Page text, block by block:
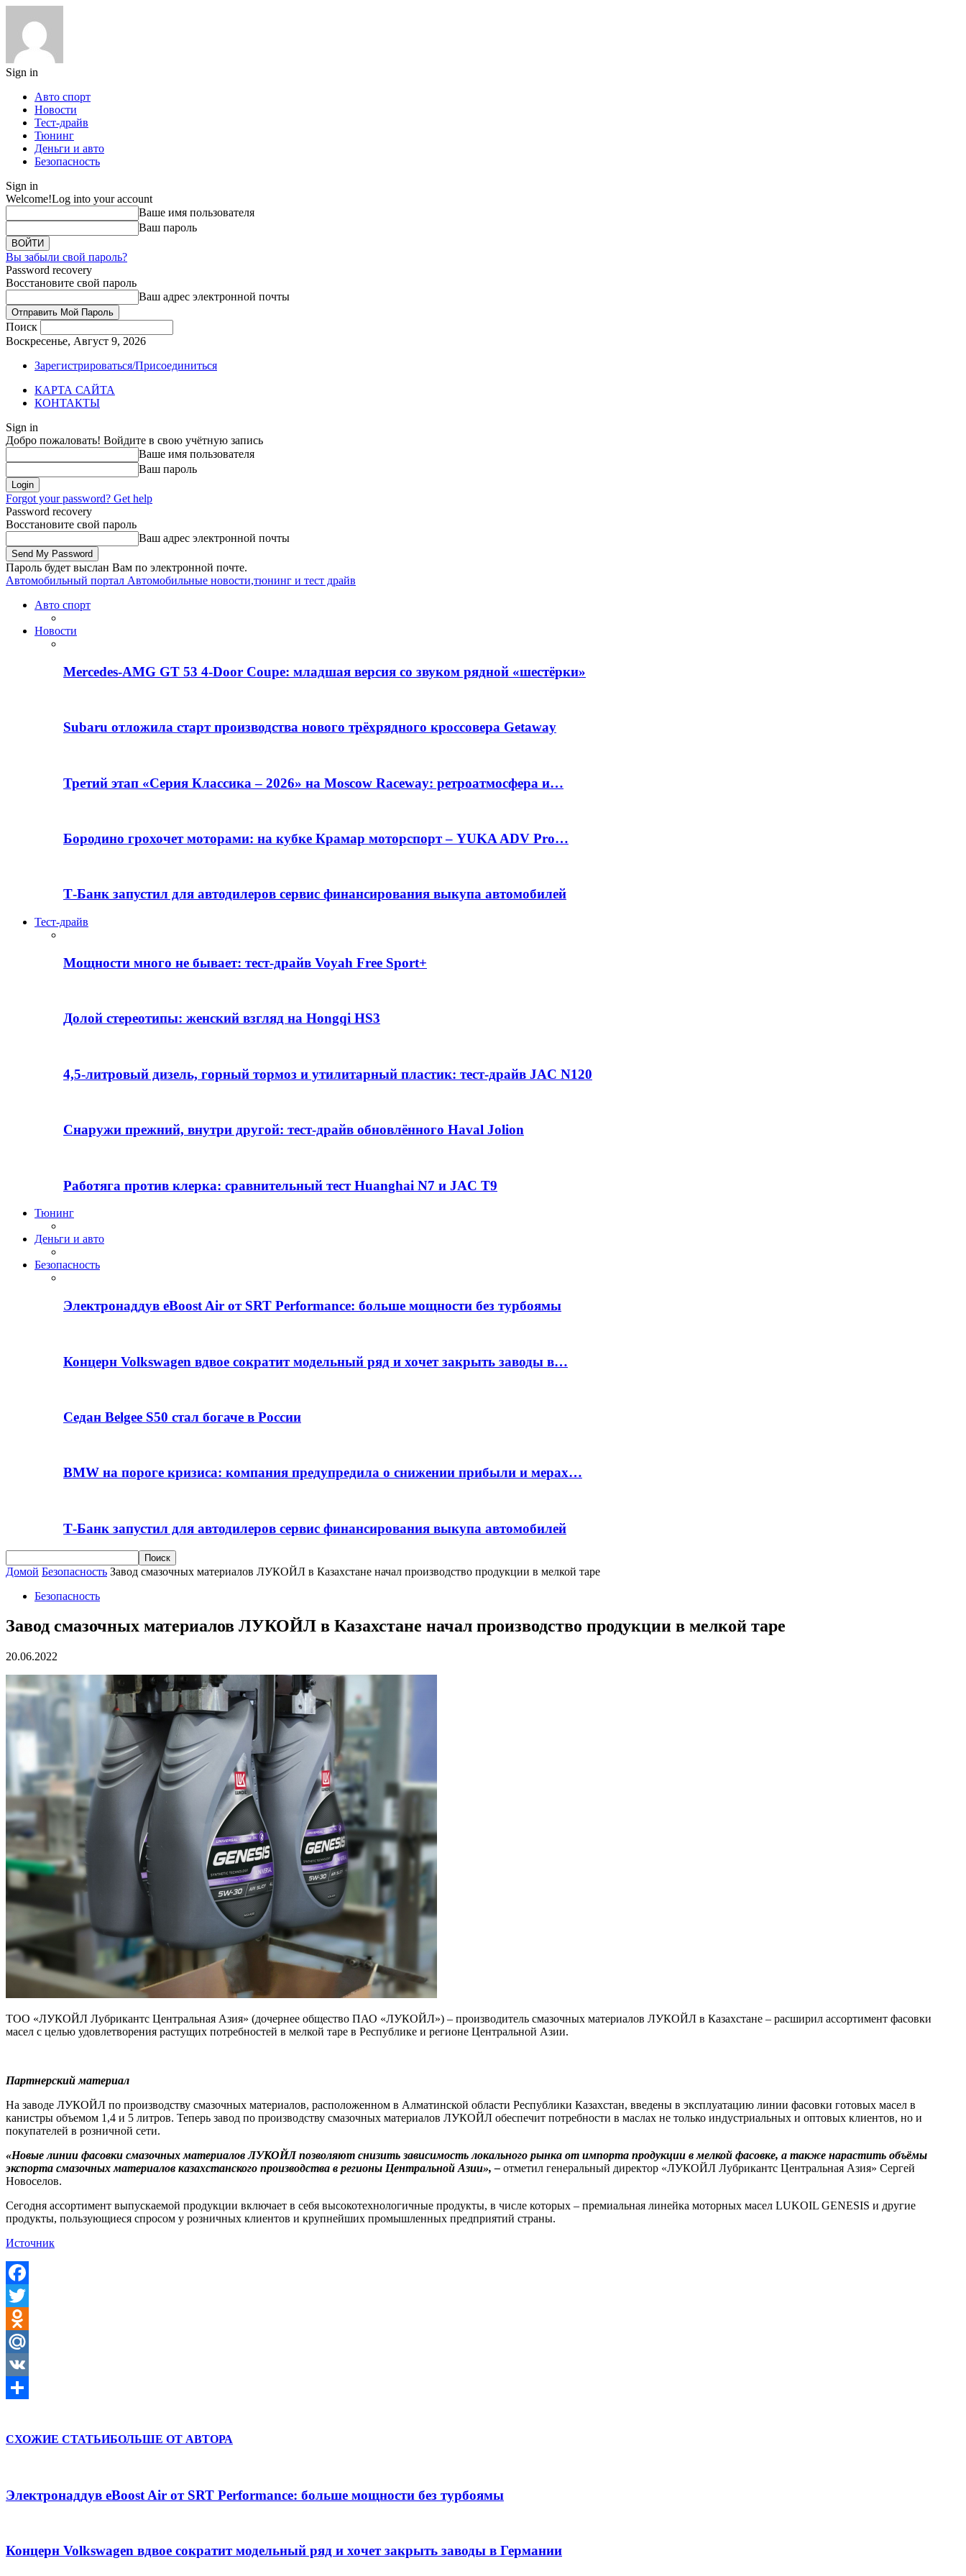
Sign in
Авто спорт
Новости
Тест-драйв
Тюнинг
Деньги и авто
Безопасность
Sign in
Welcome!Log into your account
Ваше имя пользователя
Ваш пароль
Вы забыли свой пароль?
Password recovery
Восстановите свой пароль
Ваш адрес электронной почты
Поиск
Воскресенье, Август 9, 2026
Зарегистрироваться/Присоединиться
КАРТА САЙТА
КОНТАКТЫ
Sign in
Добро пожаловать! Войдите в свою учётную запись
Ваше имя пользователя
Ваш пароль
Forgot your password? Get help
Password recovery
Восстановите свой пароль
Ваш адрес электронной почты
Пароль будет выслан Вам по электронной почте.
Автомобильный портал Автомобильные новости,тюнинг и тест драйв
Авто спорт
Новости
Mercedes-AMG GT 53 4-Door Coupe: младшая версия со звуком рядной «шестёрки»
Subaru отложила старт производства нового трёхрядного кроссовера Getaway
Третий этап «Серия Классика – 2026» на Moscow Raceway: ретроатмосфера и…
Бородино грохочет моторами: на кубке Крамар моторспорт – YUKA ADV Pro…
Т-Банк запустил для автодилеров сервис финансирования выкупа автомобилей
Тест-драйв
Мощности много не бывает: тест-драйв Voyah Free Sport+
Долой стереотипы: женский взгляд на Hongqi HS3
4,5-литровый дизель, горный тормоз и утилитарный пластик: тест-драйв JAC N120
Снаружи прежний, внутри другой: тест-драйв обновлённого Haval Jolion
Работяга против клерка: сравнительный тест Huanghai N7 и JAC T9
Тюнинг
Деньги и авто
Безопасность
Электронаддув eBoost Air от SRT Performance: больше мощности без турбоямы
Концерн Volkswagen вдвое сократит модельный ряд и хочет закрыть заводы в…
Седан Belgee S50 стал богаче в России
BMW на пороге кризиса: компания предупредила о снижении прибыли и мерах…
Т-Банк запустил для автодилеров сервис финансирования выкупа автомобилей
Домой Безопасность Завод смазочных материалов ЛУКОЙЛ в Казахстане начал производство продукции в мелкой таре
Безопасность
Завод смазочных материалов ЛУКОЙЛ в Казахстане начал производство продукции в мелкой таре
20.06.2022
ТОО «ЛУКОЙЛ Лубрикантс Центральная Азия» (дочернее общество ПАО «ЛУКОЙЛ») – производитель смазочных материалов ЛУКОЙЛ в Казахстане – расширил ассортимент фасовки
масел с целью удовлетворения растущих потребностей в мелкой таре в Республике и регионе Центральной Азии.
Партнерский материал
На заводе ЛУКОЙЛ по производству смазочных материалов, расположенном в Алматинской области Республики Казахстан, введены в эксплуатацию линии фасовки готовых масел в
канистры объемом 1,4 и 5 литров. Теперь завод по производству смазочных материалов ЛУКОЙЛ обеспечит потребности в маслах не только индустриальных и оптовых клиентов, но и
покупателей в розничной сети.
«Новые линии фасовки смазочных материалов ЛУКОЙЛ позволяют снизить зависимость локального рынка от импорта продукции в мелкой фасовке, а также нарастить объёмы
экспорта смазочных материалов казахстанского производства в регионы Центральной Азии», – отметил генеральный директор «ЛУКОЙЛ Лубрикантс Центральная Азия» Сергей
Новоселов.
Сегодня ассортимент выпускаемой продукции включает в себя высокотехнологичные продукты, в числе которых – премиальная линейка моторных масел LUKOIL GENESIS и другие
продукты, пользующиеся спросом у розничных клиентов и крупнейших промышленных предприятий страны.
Источник
Facebook
Twitter
Odnoklassniki
Mail.Ru
VK
СХОЖИЕ СТАТЬИБОЛЬШЕ ОТ АВТОРА
Электронаддув eBoost Air от SRT Performance: больше мощности без турбоямы
Концерн Volkswagen вдвое сократит модельный ряд и хочет закрыть заводы в Германии